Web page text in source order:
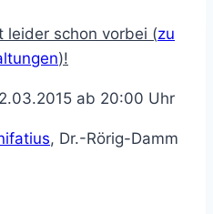
leider schon vorbei (zu
)!
ab 20:00 Uhr
, Dr.-Rörig-Damm